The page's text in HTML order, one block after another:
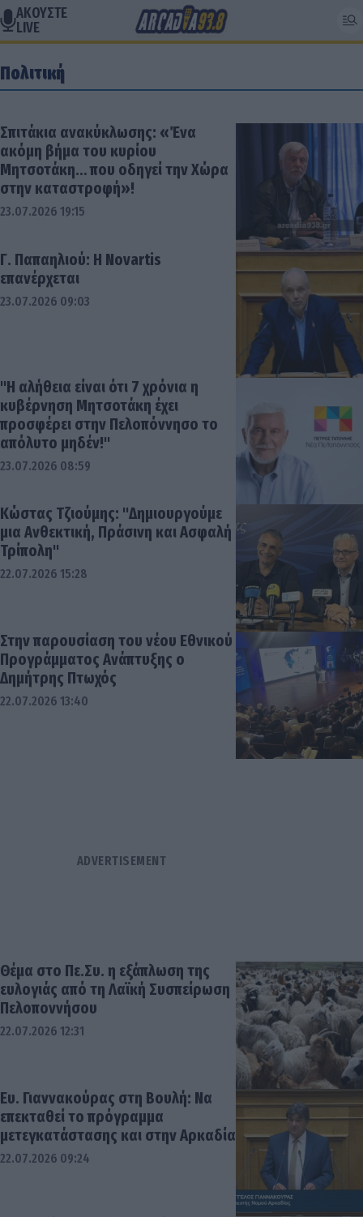
ΑΚΟΥΣΤΕ
LIVE
Πολιτική
Σπιτάκια ανακύκλωσης: «Ένα
ακόμη βήμα του κυρίου
Μητσοτάκη… που οδηγεί την Χώρα
στην καταστροφή»!
23.07.2026 19:15
Γ. Παπαηλιού: H Novartis
επανέρχεται
23.07.2026 09:03
"Η αλήθεια είναι ότι 7 χρόνια η
κυβέρνηση Μητσοτάκη έχει
προσφέρει στην Πελοπόννησο το
απόλυτο μηδέν!"
23.07.2026 08:59
Κώστας Τζιούμης: "Δημιουργούμε
μια Ανθεκτική, Πράσινη και Ασφαλή
Τρίπολη"
22.07.2026 15:28
Στην παρουσίαση του νέου Εθνικού
Προγράμματος Ανάπτυξης ο
Δημήτρης Πτωχός
22.07.2026 13:40
Θέμα στο Πε.Συ. η εξάπλωση της
ευλογιάς από τη Λαϊκή Συσπείρωση
Πελοποννήσου
22.07.2026 12:31
Ευ. Γιαννακούρας στη Βουλή: Να
επεκταθεί το πρόγραμμα
μετεγκατάστασης και στην Αρκαδία
22.07.2026 09:24